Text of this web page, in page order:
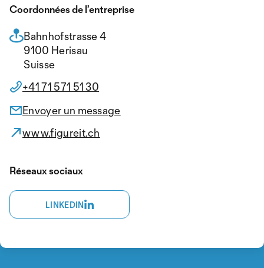
Coordonnées de l’entreprise
Bahnhofstrasse 4
9100 Herisau
Suisse
+41 71 571 51 30
Envoyer un message
www.figureit.ch
Réseaux sociaux
LINKEDIN